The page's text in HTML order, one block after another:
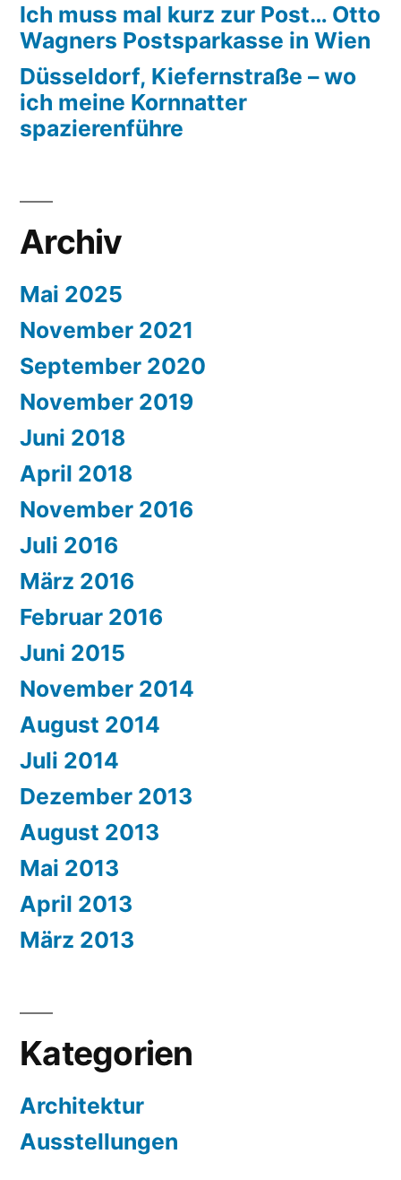
Ich muss mal kurz zur Post… Otto
Wagners Postsparkasse in Wien
Düsseldorf, Kiefernstraße – wo
ich meine Kornnatter
spazierenführe
Archiv
Mai 2025
November 2021
September 2020
November 2019
Juni 2018
April 2018
November 2016
Juli 2016
März 2016
Februar 2016
Juni 2015
November 2014
August 2014
Juli 2014
Dezember 2013
August 2013
Mai 2013
April 2013
März 2013
Kategorien
Architektur
Ausstellungen